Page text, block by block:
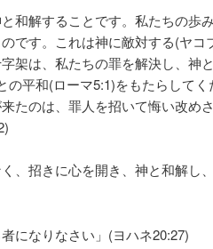
和解することです。私たちの歩み
です。これは神に敵対する(ヤコ
架は、私たちの罪を解決し、神
平和(ローマ5:1)をもたらしてく
たのは、罪人を招いて悔い改め
、招きに心を開き、神と和解し
になりなさい」(ヨハネ20:27)